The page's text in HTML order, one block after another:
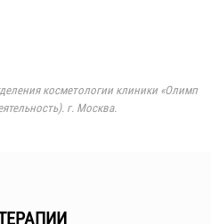
косметологии клиники «Олимп
г. Москва.